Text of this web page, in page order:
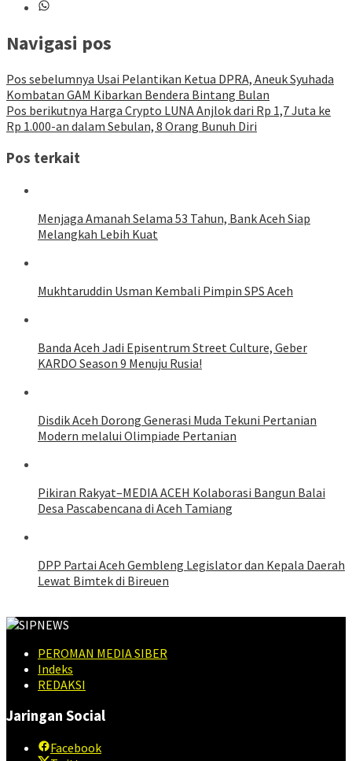
Navigasi pos
Pos sebelumnya Usai Pelantikan Ketua DPRA, Aneuk Syuhada
Kombatan GAM Kibarkan Bendera Bintang Bulan
Pos berikutnya Harga Crypto LUNA Anjlok dari Rp 1,7 Juta ke
Rp 1.000-an dalam Sebulan, 8 Orang Bunuh Diri
Pos terkait
Menjaga Amanah Selama 53 Tahun, Bank Aceh Siap
Melangkah Lebih Kuat
Mukhtaruddin Usman Kembali Pimpin SPS Aceh
Banda Aceh Jadi Episentrum Street Culture, Geber
KARDO Season 9 Menuju Rusia!
Disdik Aceh Dorong Generasi Muda Tekuni Pertanian
Modern melalui Olimpiade Pertanian
Pikiran Rakyat–MEDIA ACEH Kolaborasi Bangun Balai
Desa Pascabencana di Aceh Tamiang
DPP Partai Aceh Gembleng Legislator dan Kepala Daerah
Lewat Bimtek di Bireuen
PEROMAN MEDIA SIBER
Indeks
REDAKSI
Jaringan Social
Facebook